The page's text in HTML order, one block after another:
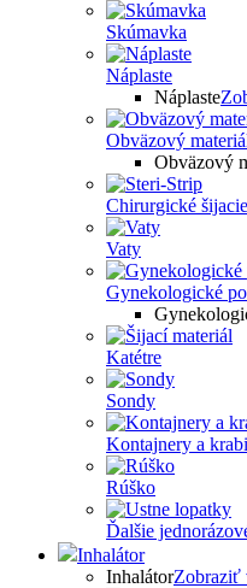
Skúmavka
Náplaste
Náplaste
Obväzový
Obväzový
Chirurgické
Vaty
Gynekologické
Katétre
Sondy
Kontajnery a
Rúško
Ďalšie
Inhalátor
InhalátorZobraziť